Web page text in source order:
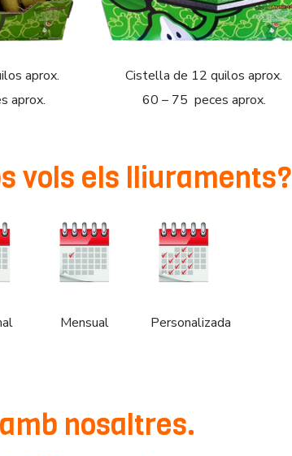
aprox.
aprox.
Cistella de 12 quilos aprox.
60 – 75 peces aprox.
vols els lliuraments?
Mensual Personalizada
nosaltres.